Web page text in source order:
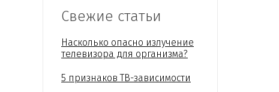
Свежие статьи
Насколько опасно излучение
телевизора для организма?
5 признаков ТВ-зависимости